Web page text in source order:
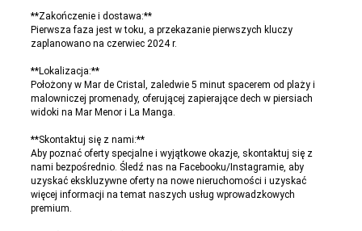
**Zakończenie i dostawa:**
Pierwsza faza jest w toku, a przekazanie pierwszych kluczy
zaplanowano na czerwiec 2024 r.
**Lokalizacja:**
Położony w Mar de Cristal, zaledwie 5 minut spacerem od plaży i
malowniczej promenady, oferującej zapierające dech w piersiach
widoki na Mar Menor i La Manga.
**Skontaktuj się z nami:**
Aby poznać oferty specjalne i wyjątkowe okazje, skontaktuj się z
nami bezpośrednio. Śledź nas na Facebooku/Instagramie, aby
uzyskać ekskluzywne oferty na nowe nieruchomości i uzyskać
więcej informacji na temat naszych usług wprowadzkowych
premium.